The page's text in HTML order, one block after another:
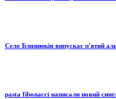
Село Близнюків випускає п'ятий
pasta fibonacci написали новий